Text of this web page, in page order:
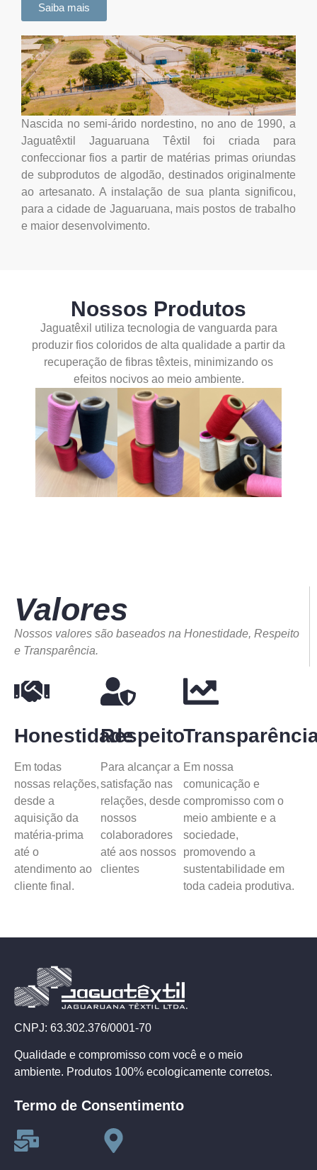
Saiba mais
Nascida no semi-árido nordestino, no ano de 1990, a
Jaguatêxtil Jaguaruana Têxtil foi criada para
confeccionar fios a partir de matérias primas oriundas
de subprodutos de algodão, destinados originalmente
ao artesanato. A instalação de sua planta significou,
para a cidade de Jaguaruana, mais postos de trabalho
e maior desenvolvimento.
Nossos Produtos
Jaguatêxil utiliza tecnologia de vanguarda para
produzir fios coloridos de alta qualidade a partir da
recuperação de fibras têxteis, minimizando os
efeitos nocivos ao meio ambiente.
Valores
Nossos valores são baseados na Honestidade, Respeito
e Transparência.
Honestidade
Em todas
nossas relações,
desde a
aquisição da
matéria-prima
até o
atendimento ao
cliente final.
Respeito
Para alcançar a
satisfação nas
relações, desde
nossos
colaboradores
até aos nossos
clientes
Em nossa
comunicação e
compromisso com o
meio ambiente e a
sociedade,
promovendo a
sustentabilidade em
toda cadeia produtiva.
CNPJ: 63.302.376/0001-70
Qualidade e compromisso com você e o meio
ambiente. Produtos 100% ecologicamente corretos.
Termo de Consentimento